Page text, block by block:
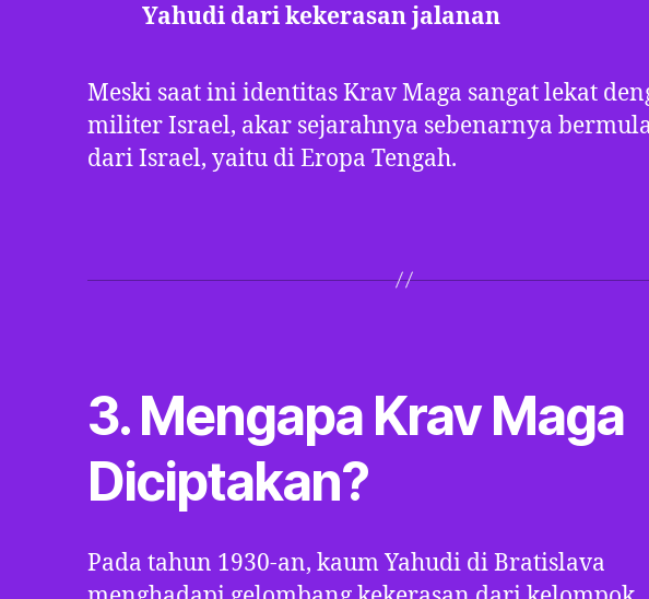
Yahudi dari kekerasan jalanan
Meski saat ini identitas Krav Maga sangat lekat
militer Israel, akar sejarahnya sebenarnya
dari Israel, yaitu di Eropa Tengah.
3. Mengapa Krav Maga
Diciptakan?
Pada tahun 1930-an, kaum Yahudi di Bratislava